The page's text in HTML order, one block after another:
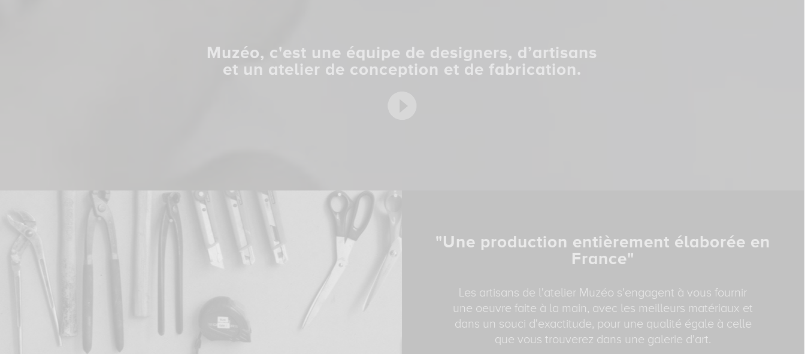
Muzéo, c'est une équipe de designers, d’artisans
et un atelier de conception et de fabrication.
"Une production entièrement élaborée en
France"
Les artisans de l'atelier Muzéo s'engagent à vous fournir
une oeuvre faite à la main, avec les meilleurs matériaux et
dans un souci d'exactitude, pour une qualité égale à celle
que vous trouverez dans une galerie d'art.